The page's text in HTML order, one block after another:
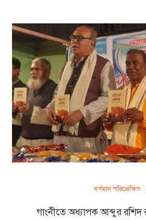
বর্তমান পরিপ্রেক্ষিত
গাংনীতে অধ্যাপক আব্দুর রশিদ